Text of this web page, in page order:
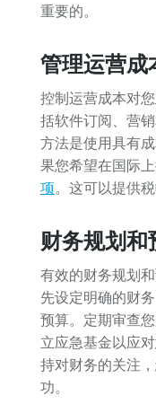
重要的。
管理运营成
控制运营成本对
括软件订阅、营
方法是使用具有
果您希望在国际
项。这可以提供
财务规划和
有效的财务规划
先设定明确的财
预算。定期审查
立应急基金以应
持对财务的关注
功。